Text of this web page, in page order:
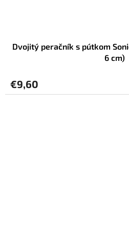
Dvojitý peračník s pútkom
6 cm)
€9,60